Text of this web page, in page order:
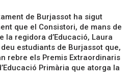
de Burjassot ha sigut
que el Consistori, de mans de
la regidora d’Educació, Laura
estudiants de Burjassot que,
rebre els Premis Extraordinaris
Primària que atorga la